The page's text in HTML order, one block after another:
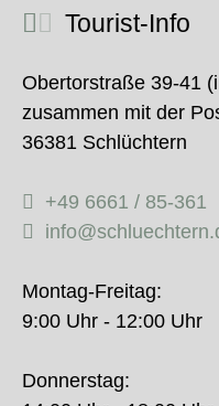
Tourist-Info
Obertorstraße 39-41
zusammen mit der
36381 Schlüchtern
+49 6661 / 85-361
Montag-Freitag:
9:00 Uhr - 12:00 Uhr
Donnerstag: